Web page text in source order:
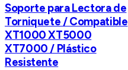
Soporte para Lectora de
Torniquete / Compatible
XT1000 XT5000
XT7000 / Plástico
Resistente